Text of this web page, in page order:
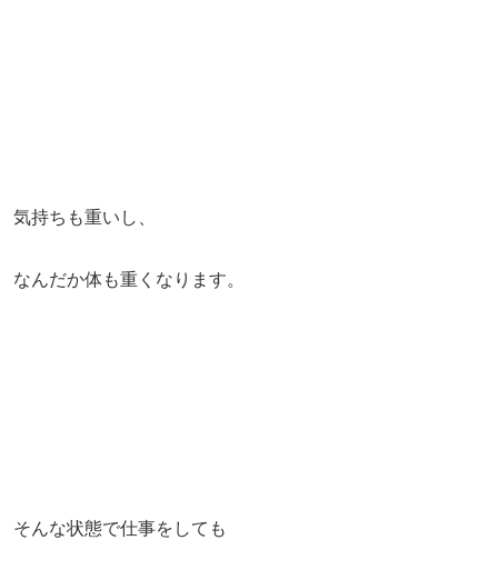
気持ちも重いし、
なんだか体も重くなります。
そんな状態で仕事をしても